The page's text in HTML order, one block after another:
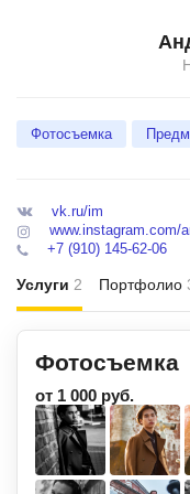
Фотосъемка
vk.ru/im
www.instagram.com/
+7 (910) 145-62-06
Услуги 2 Портфолио
Фотосъемка
от 1 000 руб.